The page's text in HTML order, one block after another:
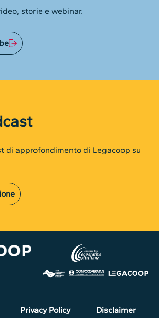
storie e webinar.
di approfondimento di Legacoop su
Privacy Policy
Disclaimer